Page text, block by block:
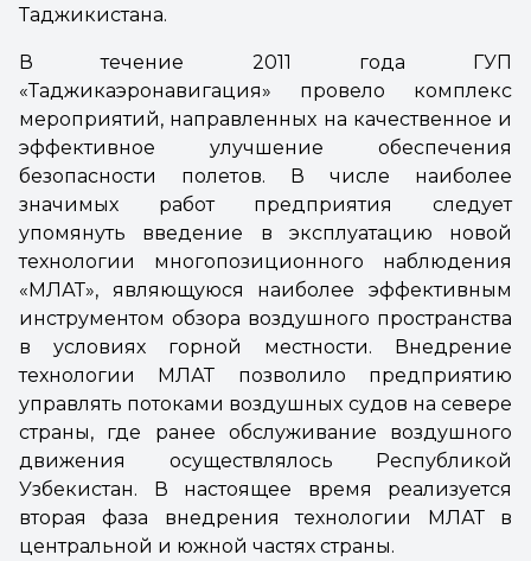
Таджикистана.
В течение 2011 года ГУП
«Таджикаэронавигация» провело комплекс
мероприятий, направленных на качественное и
эффективное улучшение обеспечения
безопасности полетов. В числе наиболее
значимых работ предприятия следует
упомянуть введение в эксплуатацию новой
технологии многопозиционного наблюдения
«МЛАТ», являющуюся наиболее эффективным
инструментом обзора воздушного пространства
в условиях горной местности. Внедрение
технологии МЛАТ позволило предприятию
управлять потоками воздушных судов на севере
страны, где ранее обслуживание воздушного
движения осуществлялось Республикой
Узбекистан. В настоящее время реализуется
вторая фаза внедрения технологии МЛАТ в
центральной и южной частях страны.